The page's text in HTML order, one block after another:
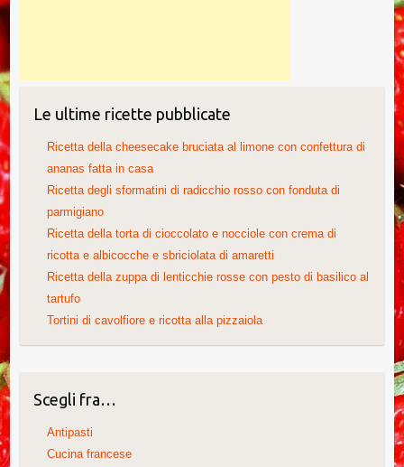
Le ultime ricette pubblicate
Ricetta della cheesecake bruciata al limone con confettura di
ananas fatta in casa
Ricetta degli sformatini di radicchio rosso con fonduta di
parmigiano
Ricetta della torta di cioccolato e nocciole con crema di
ricotta e albicocche e sbriciolata di amaretti
Ricetta della zuppa di lenticchie rosse con pesto di basilico al
tartufo
Tortini di cavolfiore e ricotta alla pizzaiola
Scegli fra…
Antipasti
Cucina francese